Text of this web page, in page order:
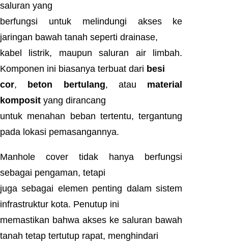
saluran yang
berfungsi untuk melindungi akses ke
jaringan bawah tanah seperti drainase,
kabel listrik, maupun saluran air limbah.
Komponen ini biasanya terbuat dari besi
cor, beton bertulang, atau material
komposit yang dirancang
untuk menahan beban tertentu, tergantung
pada lokasi pemasangannya.
Manhole cover tidak hanya berfungsi
sebagai pengaman, tetapi
juga sebagai elemen penting dalam sistem
infrastruktur kota. Penutup ini
memastikan bahwa akses ke saluran bawah
tanah tetap tertutup rapat, menghindari